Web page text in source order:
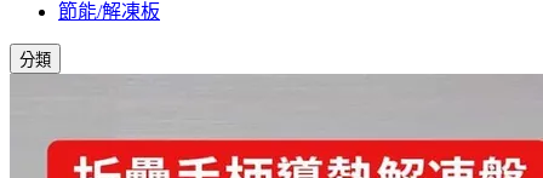
節能/解凍板
分類